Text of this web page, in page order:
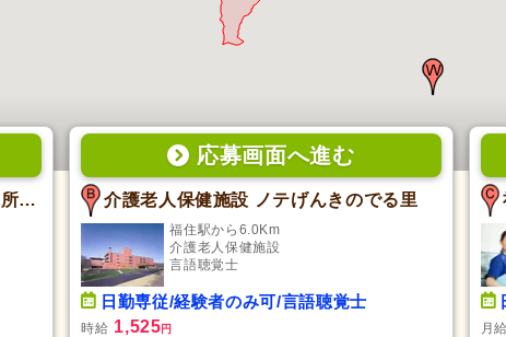
介護老人保健施設 げんきのでる里通所リハビリテーション
応募画面へ進む
介護老人保健施設 ノテげんきのでる里
福住駅から6.0Km
介護老人保健施設
言語聴覚士
日勤専従/経験者のみ可/言語聴覚士
時給 1,525円 月